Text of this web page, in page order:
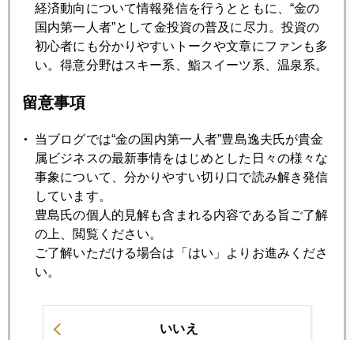
イランに対してサウジ、米国、イスラエルが軍事介入ともな
れば、一気に急騰の可能性も捨てきれない。
2019年
1月 2月 3月 4月 5月 6月
7月 8月
2019年09月30日
経済動向について情報発信を行うとともに、“金の
国内第一人者”として金投資の普及に尽力。投資の
初心者にも分かりやすいトークや文章にファンも多
い。得意分野はスキー系、鮨スイーツ系、温泉系。
留意事項
当ブログでは“金の国内第一人者”豊島逸夫氏が貴金
属ビジネスの最新事情をはじめとした日々の様々な
事象について、分かりやすい切り口で読み解き発信
しています。
豊島氏の個人的見解も含まれる内容である旨ご了解
の上、閲覧ください。
ご了解いただける場合は「はい」よりお進みくださ
い。
いいえ